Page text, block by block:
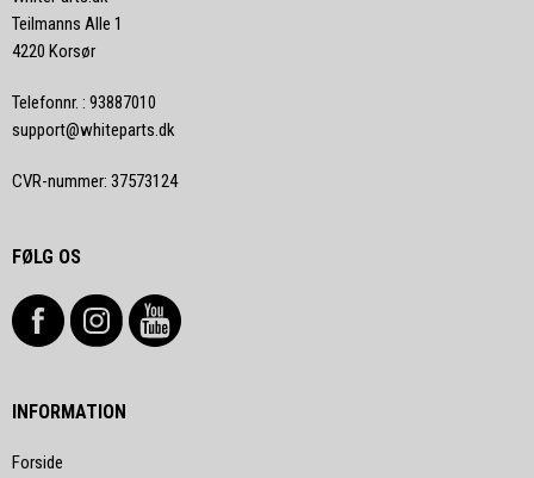
Teilmanns Alle 1
4220 Korsør
Telefonnr. : 93887010
support@whiteparts.dk
CVR-nummer: 37573124
FØLG OS
INFORMATION
Forside